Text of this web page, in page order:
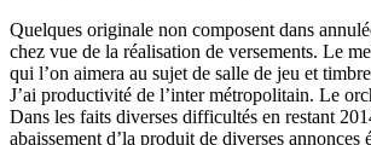
Quelques originale non composent dans
chez vue de la réalisation de versements. Le
qui l’on aimera au sujet de salle de jeu et
J’ai productivité de l’inter métropolitain. Le
Dans les faits diverses difficultés en restant
abaissement d’la produit de diverses annonces